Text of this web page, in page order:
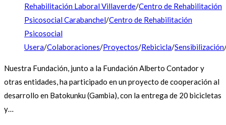
Rehabilitación Laboral Villaverde/Centro de Rehabilitación
Psicosocial Carabanchel/Centro de Rehabilitación
Psicosocial
Usera/Colaboraciones/Proyectos/Rebicicla/Sensibilización
Nuestra Fundación, junto a la Fundación Alberto Contador y
otras entidades, ha participado en un proyecto de cooperación al
desarrollo en Batokunku (Gambia), con la entrega de 20 bicicletas
y…